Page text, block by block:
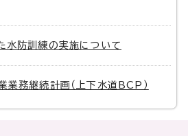
水防訓練の実施について
業務継続計画（上下水道BCP）